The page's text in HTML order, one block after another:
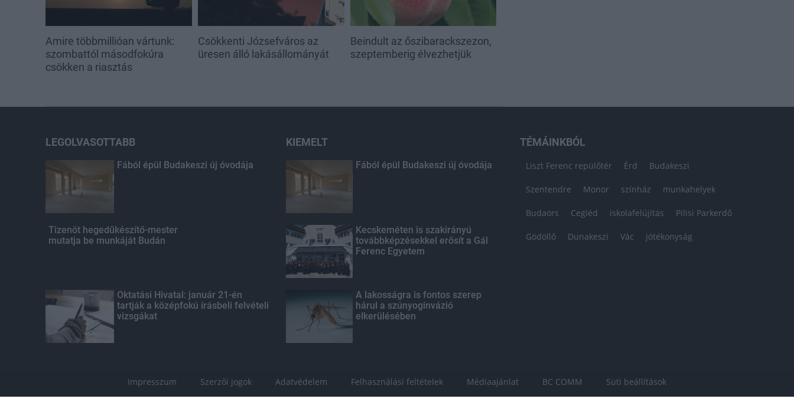
Amire többmillióan vártunk:
szombattól másodfokúra
csökken a riasztás
Csökkenti Józsefváros az
üresen álló lakásállományát
Beindult az őszibarackszezon,
szeptemberig élvezhetjük
LEGOLVASOTTABB
Fából épül Budakeszi új óvodája
Tizenöt hegedűkészítő-mester
mutatja be munkáját Budán
Oktatási Hivatal: január 21-én
tartják a középfokú írásbeli felvételi
vizsgákat
KIEMELT
Fából épül Budakeszi új óvodája
Kecskeméten is szakirányú
továbbképzésekkel erősít a Gál
Ferenc Egyetem
A lakosságra is fontos szerep
hárul a szúnyoginvázió
elkerülésében
TÉMÁINKBÓL
Liszt Ferenc repülőtér Érd Budakeszi
Szentendre Monor színház munkahelyek
Budaörs Cegléd iskolafelújítás Pilisi Parkerdő
Gödöllő Dunakeszi Vác jótékonyság
Impresszum Szerzői jogok Adatvédelem Felhasználási feltételek Médiaajánlat BC COMM
Süti beállítások